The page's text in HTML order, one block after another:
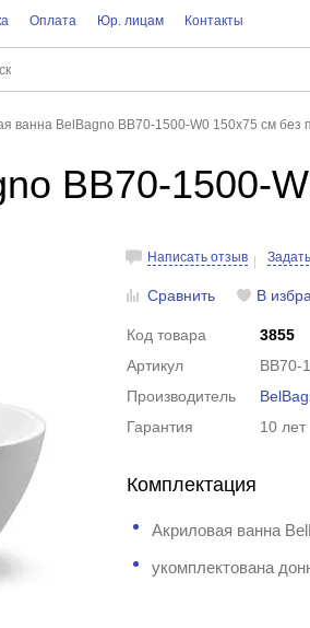
Оплата Юр. лицам Контакты
ванна BelBagno BB70-1500-W0 150x75 см без
BB70-1500-
Написать отзыв
Сравнить В
Код товара
3855
Артикул
BB70-
Производитель
Гарантия
10 лет
Комплектация
Акриловая ванна
укомплектована